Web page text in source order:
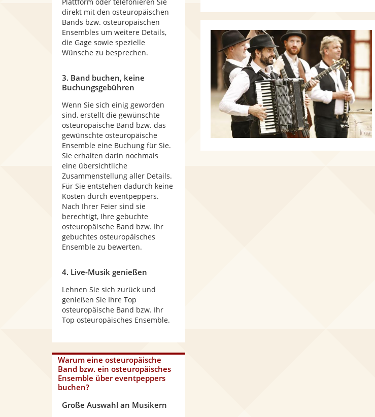
direkt mit den osteuropäischen
Bands bzw. osteuropäischen
Ensembles um weitere Details,
die Gage sowie spezielle
Wünsche zu besprechen.
3. Band buchen, keine
Buchungsgebühren
Wenn Sie sich einig geworden
sind, erstellt die gewünschte
osteuropäische Band bzw. das
gewünschte osteuropäische
Ensemble eine Buchung für Sie.
Sie erhalten darin nochmals
eine übersichtliche
Zusammenstellung aller Details.
Für Sie entstehen dadurch keine
Kosten durch eventpeppers.
Nach Ihrer Feier sind sie
berechtigt, Ihre gebuchte
osteuropäische Band bzw. Ihr
gebuchtes osteuropäisches
Ensemble zu bewerten.
4. Live-Musik genießen
Lehnen Sie sich zurück und
genießen Sie Ihre Top
osteuropäische Band bzw. Ihr
Top osteuropäisches Ensemble.
Warum eine osteuropäische
Band bzw. ein osteuropäisches
Ensemble über eventpeppers
buchen?
Große Auswahl an Musikern